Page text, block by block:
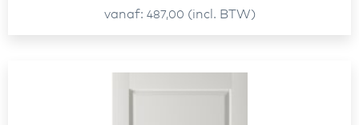
vanaf
487,00 (incl. BTW)